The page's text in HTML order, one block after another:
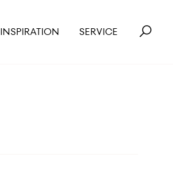
INSPIRATION SERVICE